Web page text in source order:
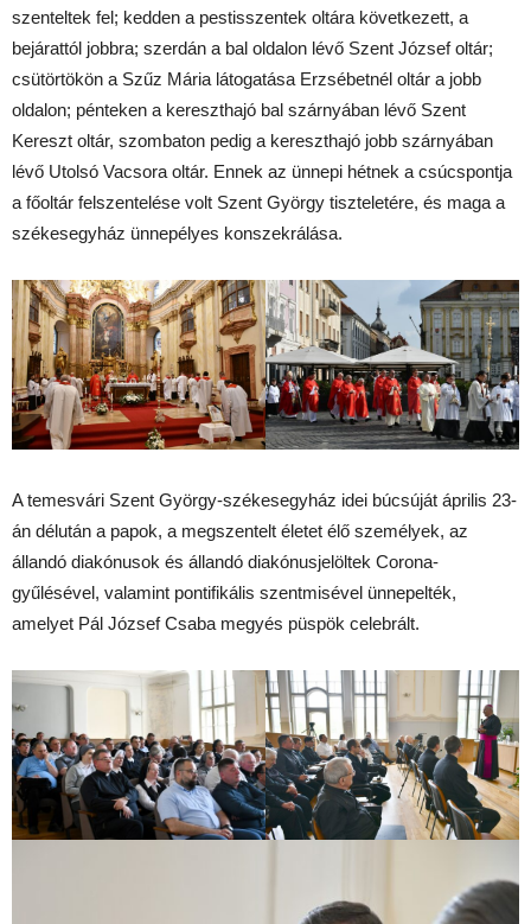
szenteltek fel; kedden a pestisszentek oltára következett, a
bejárattól jobbra; szerdán a bal oldalon lévő Szent József oltár;
csütörtökön a Szűz Mária látogatása Erzsébetnél oltár a jobb
oldalon; pénteken a kereszthajó bal szárnyában lévő Szent
Kereszt oltár, szombaton pedig a kereszthajó jobb szárnyában
lévő Utolsó Vacsora oltár. Ennek az ünnepi hétnek a csúcspontja
a főoltár felszentelése volt Szent György tiszteletére, és maga a
székesegyház ünnepélyes konszekrálása.
A temesvári Szent György-székesegyház idei búcsúját április 23-
án délután a papok, a megszentelt életet élő személyek, az
állandó diakónusok és állandó diakónusjelöltek Corona-
gyűlésével, valamint pontifikális szentmisével ünnepelték,
amelyet Pál József Csaba megyés püspök celebrált.